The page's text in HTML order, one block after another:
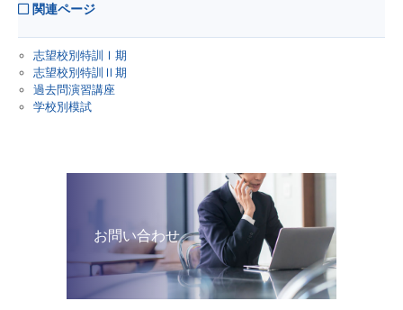
関連ページ
志望校別特訓Ⅰ期
志望校別特訓Ⅱ期
過去問演習講座
学校別模試
お問い合わせ